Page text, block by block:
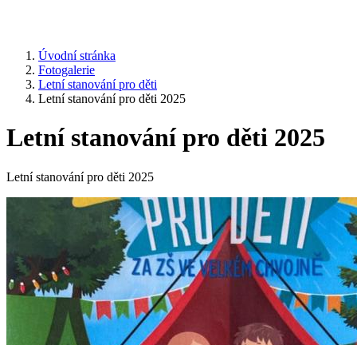
Úvodní stránka
Fotogalerie
Letní stanování pro děti
Letní stanování pro děti 2025
Letní stanování pro děti 2025
Letní stanování pro děti 2025